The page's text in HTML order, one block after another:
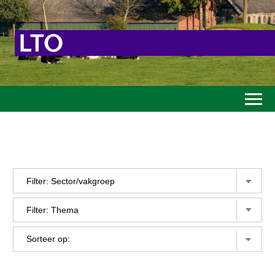
Goed eten
Mooi groen
Sterk ondernemerschap
Transitiepaden